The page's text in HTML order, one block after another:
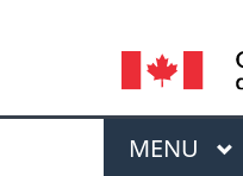
Menu
MENU